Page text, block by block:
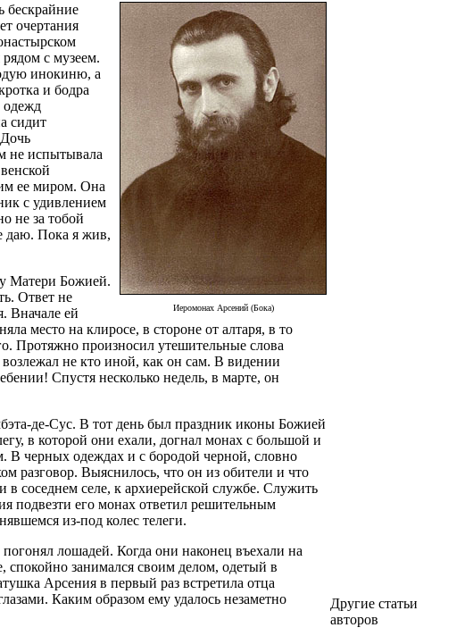
Иеромонах Арсений (Бока)
бескрайние
очертания
с музеем.
инокиню, а
и бодра
одежд
сидит
не испытывала
ее миром. Она
с удивлением
не за тобой
даю. Пока я жив,
Матери Божией.
Ответ не
Вначале ей
место на клиросе, в стороне от алтаря, в то
Протяжно произносил утешительные слова
не кто иной, как он сам. В видении
Спустя несколько недель, в марте, он
де-Сус. В тот день был праздник иконы Божией
в которой они ехали, догнал монах с большой и
черных одеждах и с бородой черной, словно
разговор. Выяснилось, что он из обители и что
соседнем селе, к архиерейской службе. Служить
подвезти его монах ответил решительным
из-под колес телеги.
лошадей. Когда они наконец въехали на
спокойно занимался своим делом, одетый в
Арсения в первый раз встретила отца
Каким образом ему удалось незаметно
Другие статьи
авторов